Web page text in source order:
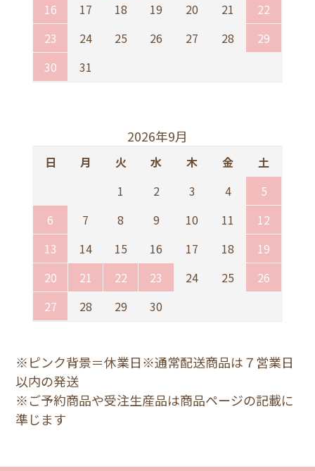
16
17 18 19 20 21
22
23
24 25 26 27 28
29
30
31
2026年9月
日 月 火 水 木 金
土
1
2 3 4
5
6
7 8 9 10 11
12
13
14 15 16 17 18
19
20
21 22 23 24 25
26
27
28 29 30
※ピンク背景＝休業日※通常配送商品は７営業日
以内の発送
※ご予約商品や受注生産品は商品ページの記載に
準じます